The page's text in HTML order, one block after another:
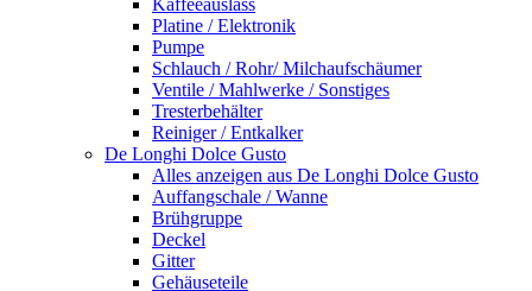
Kaffeeauslass
Platine / Elektronik
Pumpe
Schlauch / Rohr/ Milchaufschäumer
Ventile / Mahlwerke / Sonstiges
Tresterbehälter
Reiniger / Entkalker
De Longhi Dolce Gusto
Alles anzeigen aus De Longhi Dolce Gusto
Auffangschale / Wanne
Brühgruppe
Deckel
Gitter
Gehäuseteile